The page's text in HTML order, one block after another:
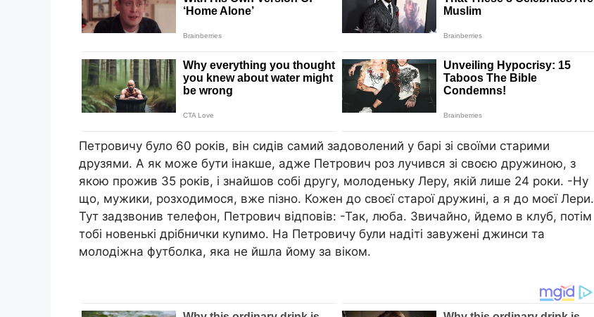
Петровичу було 60 років, він сидів самий задоволений у барі зі своїми старими
друзями. А як може бути інакше, адже Петрович роз лучився зі своєю дружиною, з
якою прожив 35 років, і знайшов собі другу, молоденьку Леру, якій лише 24 роки. -Ну
що, мужики, розходимося, вже пізно. Кожен до своєї старої дружині, а я до моєї Лери.
Тут задзвонив телефон, Петрович відповів: -Так, люба. Звичайно, йдемо в клуб, потім
тобі новенькі дрібнички куnимо. На Петровичу були надіті завужені джинси та
молодіжна футболка, яка не йшла йому за віком.